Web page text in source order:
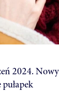
2024.